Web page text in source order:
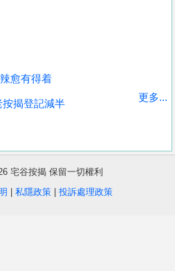
愈有得着
揭登記減半
更多...
宅谷按揭 保留一切權利
私隱政策| 投訴處理政策